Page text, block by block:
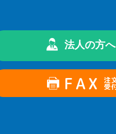
法人の方へ